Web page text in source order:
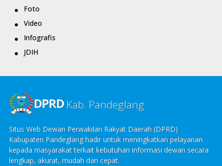
Foto
Video
Infografis
JDIH
DPRD Kab. Pandeglang
Situs Web Dewan Perwakilan Rakyat Daerah (DPRD)
Kabupaten Pandeglang hadir untuk meningkatkan pelayanan
kepada masyarakat terkait kebutuhan informasi dewan secara
lengkap, akurat, mudah dan cepat.